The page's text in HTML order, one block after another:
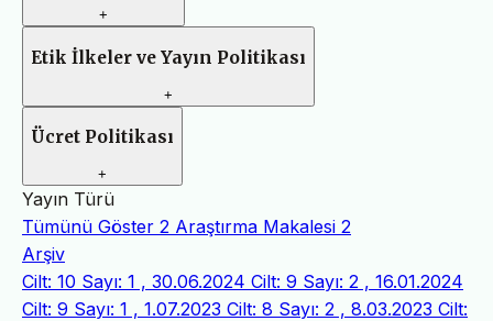
+
Etik İlkeler ve Yayın Politikası
+
Ücret Politikası
+
Yayın Türü
Tümünü Göster 2 Araştırma Makalesi 2
Arşiv
Cilt: 10 Sayı: 1 , 30.06.2024 Cilt: 9 Sayı: 2 , 16.01.2024
Cilt: 9 Sayı: 1 , 1.07.2023 Cilt: 8 Sayı: 2 , 8.03.2023 Cilt: